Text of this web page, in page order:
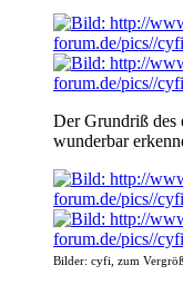
Der Grundriß des
wunderbar
Bilder: cyfi, zum